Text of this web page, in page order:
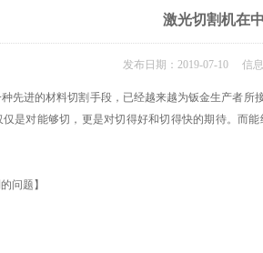
激光切割机在
发布日期：2019-07-10 信
先进的材料切割手段，已经越来越为钣金生产者所
是对能够切，更是对切得好和切得快的期待。而
问题】